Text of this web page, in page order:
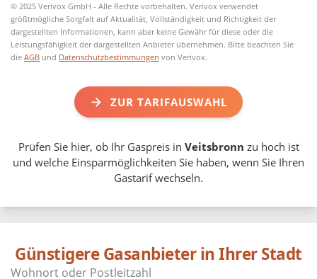
© 2025 Verivox GmbH - Alle Rechte vorbehalten. Verivox verwendet
größtmögliche Sorgfalt auf Aktualität, Vollständigkeit und Richtigkeit der
dargestellten Informationen, kann aber keine Gewähr für diese oder die
Leistungsfähigkeit der dargestellten Anbieter übernehmen. Bitte beachten Sie
dieAGB und Datenschutzbestimmungen von Verivox.
ZUR TARIFAUSWAHL
Prüfen Sie hier, ob Ihr Gaspreis in Veitsbronn zu hoch ist
und welche Einsparmöglichkeiten Sie haben, wenn Sie Ihren
Gastarif wechseln.
Günstigere Gasanbieter in Ihrer Stadt